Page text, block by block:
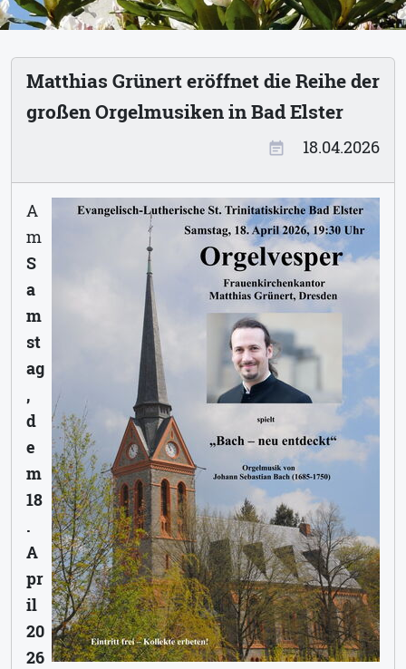
Matthias Grünert eröffnet die Reihe der
großen Orgelmusiken in Bad Elster
event_note 18.04.2026
A
m
S
a
m
st
ag
,
d
e
m
18
.
A
pr
il
20
26